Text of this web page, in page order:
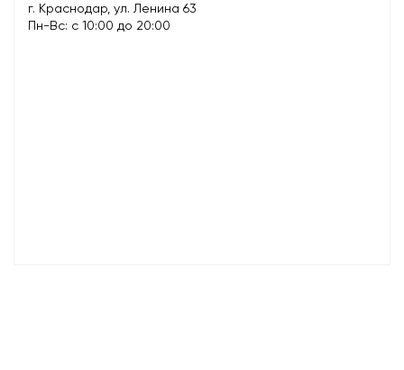
г. Краснодар, ул. Ленина 63
Пн-Вс: с 10:00 до 20:00